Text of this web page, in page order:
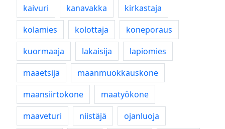
kaivuri
kanavakka
kirkastaja
kolamies
kolottaja
koneporaus
kuormaaja
lakaisija
lapiomies
maaetsijä
maanmuokkauskone
maansiirtokone
maatyökone
maaveturi
niistäjä
ojanluoja